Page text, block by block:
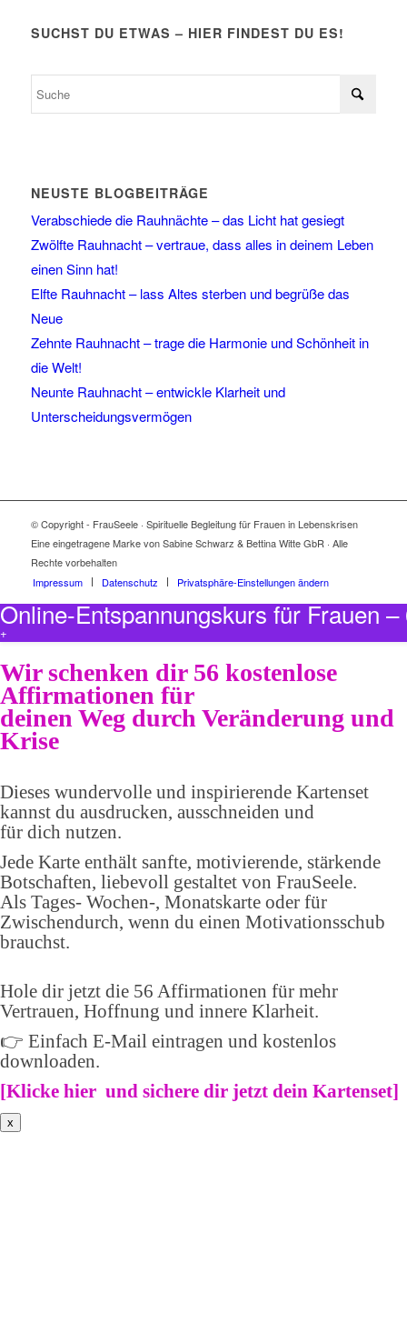
SUCHST DU ETWAS – HIER FINDEST DU ES!
NEUSTE BLOGBEITRÄGE
Verabschiede die Rauhnächte – das Licht hat gesiegt
Zwölfte Rauhnacht – vertraue, dass alles in deinem Leben
einen Sinn hat!
Elfte Rauhnacht – lass Altes sterben und begrüße das
Neue
Zehnte Rauhnacht – trage die Harmonie und Schönheit in
die Welt!
Neunte Rauhnacht – entwickle Klarheit und
Unterscheidungsvermögen
© Copyright - FrauSeele · Spirituelle Begleitung für Frauen in Lebenskrisen
Eine eingetragene Marke von Sabine Schwarz & Bettina Witte GbR · Alle
Rechte vorbehalten
Impressum
Datenschutz Privatsphäre-Einstellungen ändern
Online-Entspannungskurs für Frauen
+
Wir schenken dir 56 kostenlose
Affirmationen für
deinen Weg durch Veränderung und
Krise
Dieses wundervolle und inspirierende Kartenset
kannst du ausdrucken, ausschneiden und
für dich nutzen.
Jede Karte enthält sanfte, motivierende, stärkende
Botschaften, liebevoll gestaltet von FrauSeele.
Als Tages- Wochen-, Monatskarte oder für
Zwischendurch, wenn du einen Motivationsschub
brauchst.
Hole dir jetzt die 56 Affirmationen für mehr
Vertrauen, Hoffnung und innere Klarheit.
👉 Einfach E-Mail eintragen und kostenlos
downloaden.
[Klicke hier und sichere dir jetzt dein Kartenset]
x
Weiblich * spirituell *frei ->